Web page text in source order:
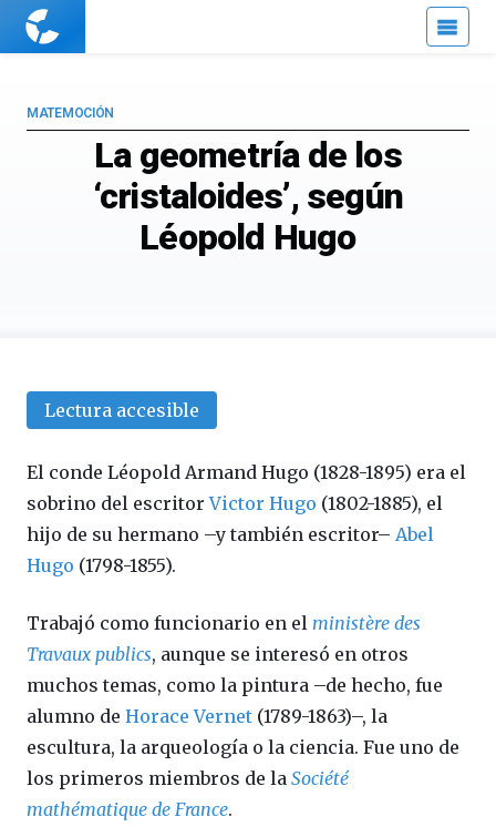
Cuaderno
La geometría de los
‘cristaloides’, según
Léopold Hugo
MATEMOCIÓN
Lectura accesible
El conde Léopold Armand Hugo (1828-1895) era el
sobrino del escritorVictor Hugo (1802-1885), el
hijo de su hermano –y también escritor– Abel
Hugo (1798-1855).
Trabajó como funcionario en el ministère des
Travaux publics, aunque se interesó en otros
muchos temas, como la pintura –de hecho, fue
alumno de Horace Vernet (1789-1863)–, la
escultura, la arqueología o la ciencia. Fue uno de
los primeros miembros de la Société
mathématique de France.